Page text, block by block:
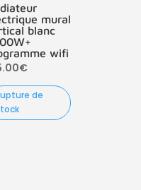
mural
blanc
wifi
€
de